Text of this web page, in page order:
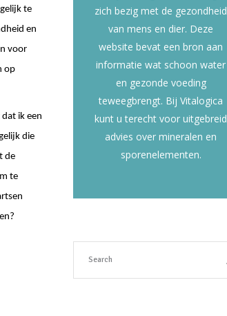
te
en
voor
op
ik een
die
de
te
zich bezig met de gezondheid
van mens en dier. Deze
website bevat een bron aan
informatie wat schoon water
en gezonde voeding
teweegbrengt. Bij Vitalogica
kunt u terecht voor uitgebreid
advies over mineralen en
sporenelementen.